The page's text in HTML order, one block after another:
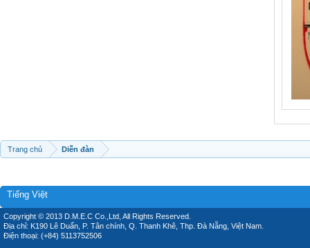
Trang chủ Diễn đàn
Tiếng Việt
Copyright © 2013 D.M.E.C Co.,Ltd, All Rights Reserved.
Địa chỉ: K190 Lê Duẩn, P. Tân chính, Q. Thanh Khê, Thp. Đà Nẵng, Việt Nam.
Điện thoại: (+84) 5113752506